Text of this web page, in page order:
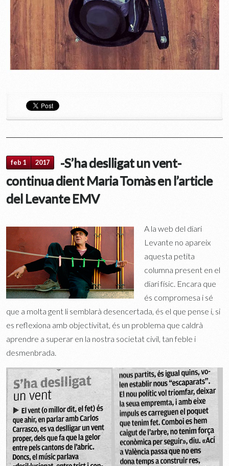
feb 1 2017
-S’ha deslligat un vent-
continua dient Maria Tomàs en l’article
del Levante EMV
A la web del diari
Levante no apareix
aquesta petita
columna present en el
diari físic. Encara que
és compromesa i sé
que a molta gent li semblarà desencertada, és el que pense i, si
es reflexiona amb objectivitat, és un problema que caldrà
aprendre a superar en la nostra societat civil, tan feble i
desmenbrada.